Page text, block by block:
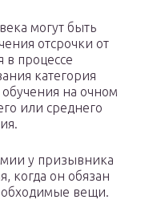
могут быть
отсрочки от
процессе
категория
на очном
или среднего
у призывника
когда он обязан
вещи.